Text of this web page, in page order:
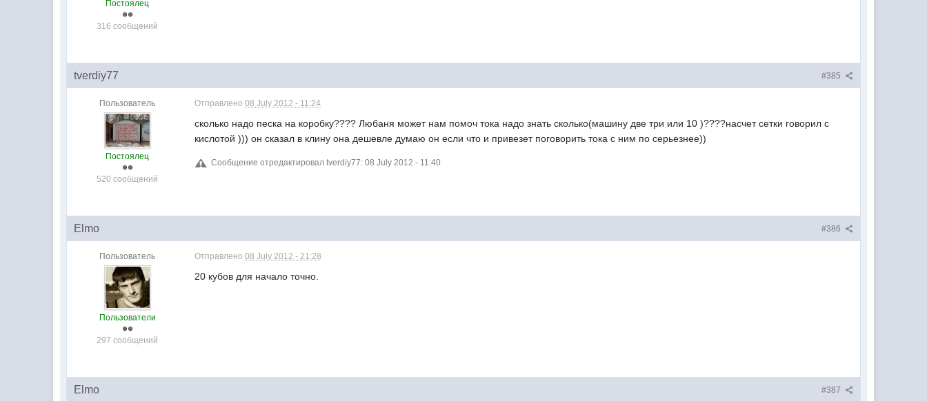
Постоялец
316 сообщений
#385
tverdiy77
Пользователь
Постоялец
520 сообщений
Отправлено08 July 2012 - 11:24
сколько надо песка на коробку???? Любаня может нам помоч тока надо знать сколько(машину две три или 10 )????насчет сетки говорил с
кислотой ))) он сказал в клину она дешевле думаю он если что и привезет поговорить тока с ним по серьезнее))
Сообщение отредактировал tverdiy77: 08 July 2012 - 11:40
#386
Elmo
Пользователь
Пользователи
297 сообщений
Отправлено08 July 2012 - 21:28
20 кубов для начало точно.
#387
Elmo